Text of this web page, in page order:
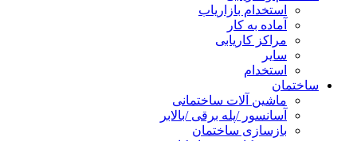
استخدام بازاریاب
آماده به کار
مراکز کاریابی
سایر
استخدام
ساختمان
ماشین آلات ساختمانی
آسانسور /پله برقی /بالابر
بازسازی ساختمان